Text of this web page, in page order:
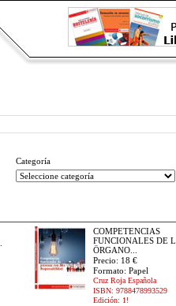
Categoría
COMPETENCIAS
FUNCIONALES DE
ÖRGANO...
Precio: 18 €
Formato: Papel
Cruz Roja Española
ISBN: 9788478993529
Edición: 1!